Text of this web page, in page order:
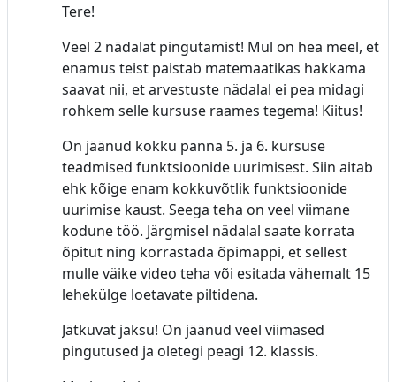
Tere!
Veel 2 nädalat pingutamist! Mul on hea meel, et
enamus teist paistab matemaatikas hakkama
saavat nii, et arvestuste nädalal ei pea midagi
rohkem selle kursuse raames tegema! Kiitus!
On jäänud kokku panna 5. ja 6. kursuse
teadmised funktsioonide uurimisest. Siin aitab
ehk kõige enam kokkuvõtlik funktsioonide
uurimise kaust. Seega teha on veel viimane
kodune töö. Järgmisel nädalal saate korrata
õpitut ning korrastada õpimappi, et sellest
mulle väike video teha või esitada vähemalt 15
lehekülge loetavate piltidena.
Jätkuvat jaksu! On jäänud veel viimased
pingutused ja oletegi peagi 12. klassis.